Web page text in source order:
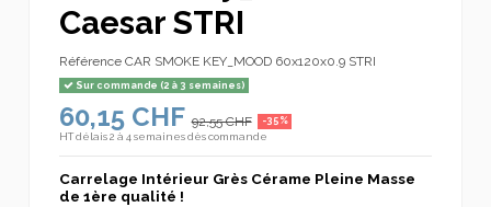
Caesar STRI
Référence CAR SMOKE KEY_MOOD 60x120x0.9 STRI
Sur commande (2 à 3 semaines)
60,15 CHF 92,55 CHF -35%
HTdélais 2 à 4 semaines dès commande
Carrelage Intérieur Grès Cérame Pleine Masse
de 1ère qualité !